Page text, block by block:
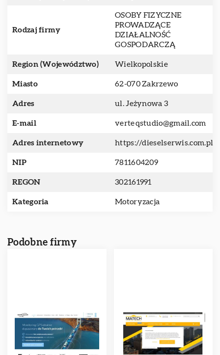
Rodzaj firmy
OSOBY FIZYCZNE
PROWADZĄCE
DZIAŁALNOŚĆ
GOSPODARCZĄ
Region (Województwo) Wielkopolskie
Miasto 62-070 Zakrzewo
Adres ul. Jeżynowa 3
E-mail verteqstudio@gmail.com
Adres internetowy https://dieselserwis.com.pl
NIP 7811604209
REGON 302161991
Kategoria Motoryzacja
Podobne firmy